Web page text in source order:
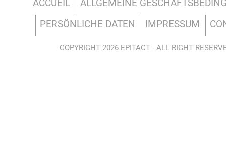
ACCUEIL
ALLGEMEINE
PERSÖNLICHE DATEN
IMPRESSUM
COPYRIGHT 2026 EPITACT - ALL RIGHT